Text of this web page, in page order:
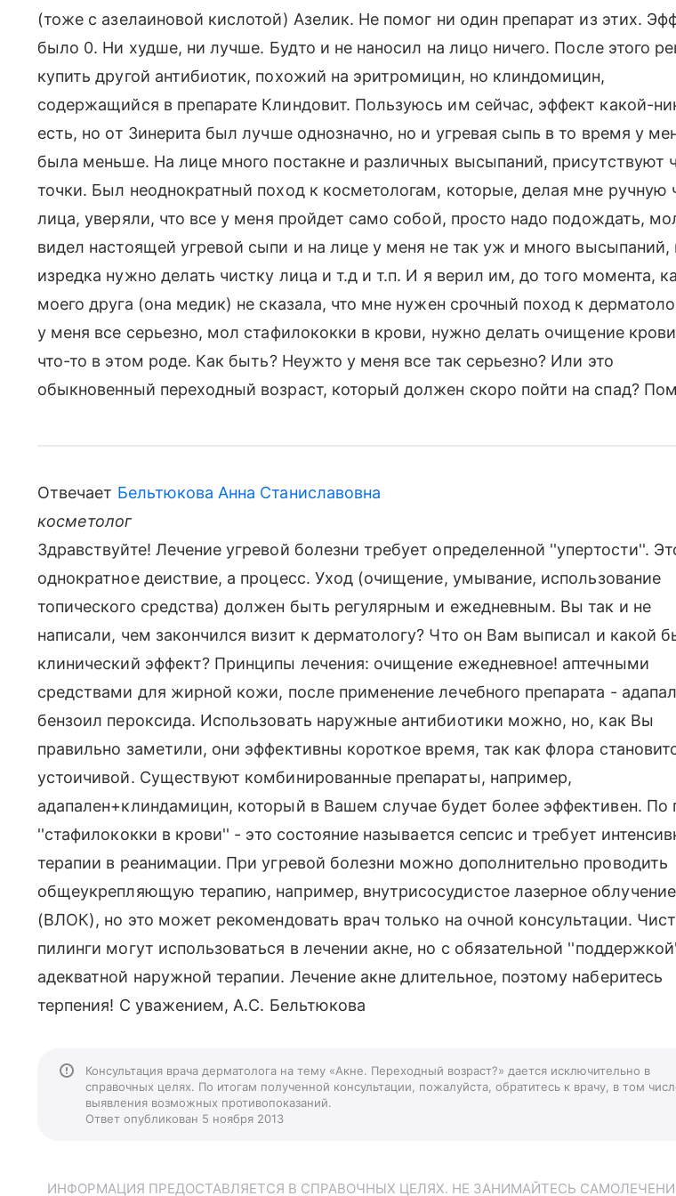
(тоже с азелаиновой кислотой) Азелик. Не помог ни один препарат из этих.
было 0. Ни худше, ни лучше. Будто и не наносил на лицо ничего. После этого
купить другой антибиотик, похожий на эритромицин, но клиндомицин,
содержащийся в препарате Клиндовит. Пользуюсь им сейчас, эффект какой-
есть, но от Зинерита был лучше однозначно, но и угревая сыпь в то время у
была меньше. На лице много постакне и различных высыпаний, присутствуют
точки. Был неоднократный поход к косметологам, которые, делая мне ручную
лица, уверяли, что все у меня пройдет само собой, просто надо подождать,
видел настоящей угревой сыпи и на лице у меня не так уж и много высыпаний,
изредка нужно делать чистку лица и т.д и т.п. И я верил им, до того момента,
моего друга (она медик) не сказала, что мне нужен срочный поход к
у меня все серьезно, мол стафилококки в крови, нужно делать очищение
что-то в этом роде. Как быть? Неужто у меня все так серьезно? Или это
обыкновенный переходный возраст, который должен скоро пойти на спад?
Отвечает Бельтюкова Анна Станиславовна
косметолог
Здравствуйте! Лечение угревой болезни требует определенной ''упертости''.
однократное деиствие, а процесс. Уход (очищение, умывание, использование
топического средства) должен быть регулярным и ежедневным. Вы так и не
написали, чем закончился визит к дерматологу? Что он Вам выписал и какой
клинический эффект? Принципы лечения: очищение ежедневное! аптечными
средствами для жирной кожи, после применение лечебного препарата -
бензоил пероксида. Использовать наружные антибиотики можно, но, как Вы
правильно заметили, они эффективны короткое время, так как флора
устоичивой. Существуют комбинированные препараты, например,
адапален+клиндамицин, который в Вашем случае будет более эффективен. По
''стафилококки в крови'' - это состояние называется сепсис и требует
терапии в реанимации. При угревой болезни можно дополнительно проводить
общеукрепляющую терапию, например, внутрисосудистое лазерное
(ВЛОК), но это может рекомендовать врач только на очной консультации.
пилинги могут использоваться в лечении акне, но с обязательной
адекватной наружной терапии. Лечение акне длительное, поэтому наберитесь
терпения! С уважением, А.С. Бельтюкова
Консультация врача дерматолога на тему «Акне. Переходный возраст?» дается исключительно в
справочных целях. По итогам полученной консультации, пожалуйста, обратитесь к врачу, в том
выявления возможных противопоказаний.
Ответ опубликован 5 ноября 2013
ИНФОРМАЦИЯ ПРЕДОСТАВЛЯЕТСЯ В СПРАВОЧНЫХ ЦЕЛЯХ. НЕ ЗАНИМАЙТЕСЬ